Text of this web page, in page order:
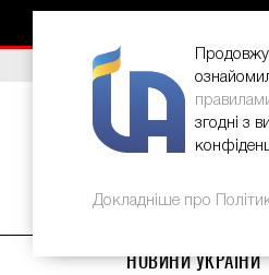
ВИБІР РЕДАКЦІЇ
НОВИНИ УКРАЇНИ
згодні з
Докладніше про